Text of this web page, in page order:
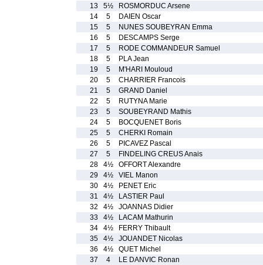
13
5½
ROSMORDUC Arsene
14
5
DAIEN Oscar
15
5
NUNES SOUBEYRAN Emma
16
5
DESCAMPS Serge
17
5
RODE COMMANDEUR Samuel
18
5
PLA Jean
19
5
M'HARI Mouloud
20
5
CHARRIER Francois
21
5
GRAND Daniel
22
5
RUTYNA Marie
23
5
SOUBEYRAND Mathis
24
5
BOCQUENET Boris
25
5
CHERKI Romain
26
5
PICAVEZ Pascal
27
5
FINDELING CREUS Anais
28
4½
OFFORT Alexandre
29
4½
VIEL Manon
30
4½
PENET Eric
31
4½
LASTIER Paul
32
4½
JOANNAS Didier
33
4½
LACAM Mathurin
34
4½
FERRY Thibault
35
4½
JOUANDET Nicolas
36
4½
QUET Michel
37
4
LE DANVIC Ronan